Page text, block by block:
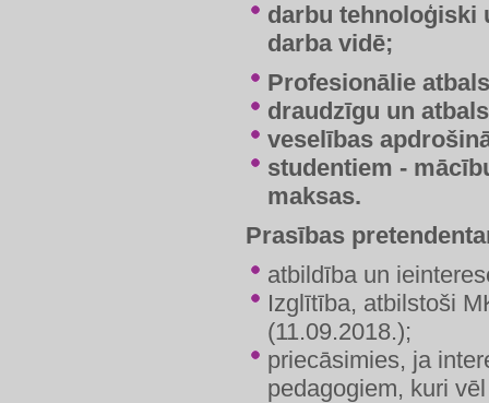
darbu tehnoloģiski
darba vidē;
Profesionālie
draudzīgu un
veselības
studentiem -
maksas.
Prasības
​atbildība un
Izglītība, atbilstoši
(11.09.2018.);
priecāsimies, ja
pedagogiem, kuri